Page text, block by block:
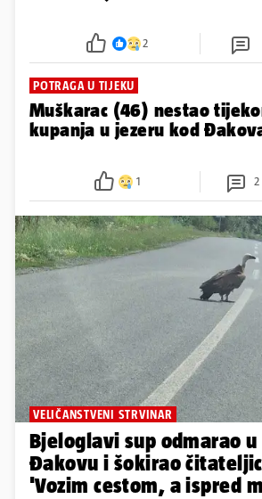
2
POTRAGA U TIJEKU
Muškarac (46) nestao
kupanja u jezeru kod
1 2
VELIČANSTVENI STRVINAR
Bjeloglavi sup odmarao u
Đakovu i šokirao
'Vozim cestom, a ispred